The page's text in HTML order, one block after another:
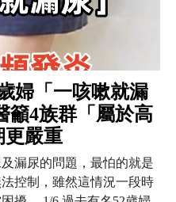
婦「一咳嗽就漏
籲4族群「屬於高
更嚴重
漏尿的問題，最怕的就是
控制，雖然這情況一段時